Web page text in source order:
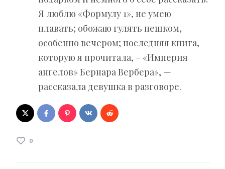
Я люблю «Формулу 1», не умею
плавать; обожаю гулять пешком,
особенно вечером; последняя книга,
которую я прочитала, – «Империя
ангелов» Бернара Вербера», —
рассказала девушка в разговоре.
0